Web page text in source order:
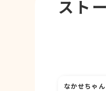
スト
なかせちゃん